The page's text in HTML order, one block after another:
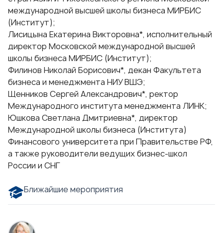
международной высшей школы бизнеса МИРБИС
(Институт);
Лисицына Екатерина Викторовна*, исполнительный
директор Московской международной высшей
школы бизнеса МИРБИС (Институт);
Филинов Николай Борисович*, декан Факультета
бизнеса и менеджмента НИУ ВШЭ;
Щенников Сергей Александрович*, ректор
Международного института менеджмента ЛИНК;
Юшкова Светлана Дмитриевна*, директор
Международной школы бизнеса (Института)
Финансового университета при Правительстве РФ,
а также руководители ведущих бизнес-школ
России и СНГ
Ближайшие мероприятия